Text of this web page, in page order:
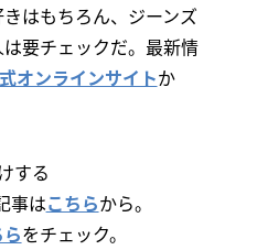
はもちろん、ジーンズ
要チェックだ。最新情
オンラインサイトか
する
事はこちらから。
をチェック。